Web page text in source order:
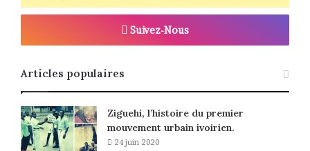
Suivez-Nous
Articles populaires
Ziguehi, l’histoire du premier
mouvement urbain ivoirien.
24 juin 2020